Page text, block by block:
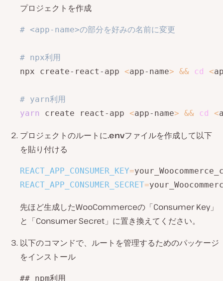
プロジェクトを作成
# <app-name>の部分を好みの名前に変更
# npx利用
npx create-react-app <app-name> && cd <
# yarn利用
yarn
create react-app <app-name> && cd <
プロジェクトのルートに.envファイルを作成して以下
を貼り付ける
REACT_APP_CONSUMER_KEY=
REACT_APP_CONSUMER_SECRET=
先ほど生成したWooCommerceの「Consumer Key」
と「Consumer Secret」に置き換えてください。
以下のコマンドで、ルートを管理するためのパッケージ
をインストール
## npm利用